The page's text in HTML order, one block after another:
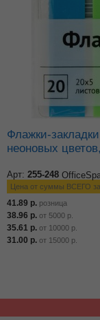
Флажки-закладки OfficeSpace, 45*12мм, 20л*5
неоновых
Арт: 255-248
Цена от суммы ВСЕГО
41.89 р. розница
38.96 р. от 5000 р.
35.61 р. от 10000 р.
31.00 р. от 15000 р.